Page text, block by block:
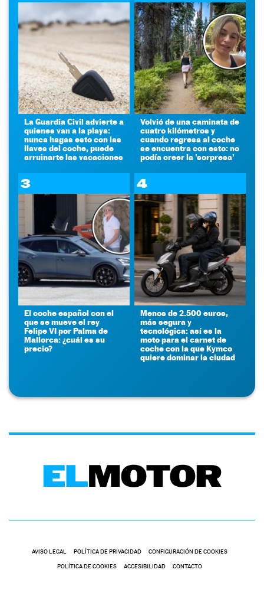
La Guardia Civil advierte a
quienes van a la playa:
nunca hagas esto con las
llaves del coche, puede
arruinarte las vacaciones
Volvió de una caminata de
cuatro kilómetros y
cuando regresa al coche
se encuentra con esto: no
podía creer la 'sorpresa'
3
El coche español con el
que se mueve el rey
Felipe VI por Palma de
Mallorca: ¿cuál es su
precio?
4
Menos de 2.500 euros,
más segura y
tecnológica: así es la
moto para el carnet de
coche con la que Kymco
quiere dominar la ciudad
AVISO LEGAL POLÍTICA DE PRIVACIDAD CONFIGURACIÓN DE COOKIES
POLÍTICA DE COOKIES ACCESIBILIDAD CONTACTO